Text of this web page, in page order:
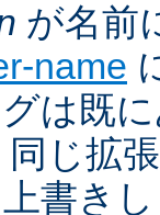
が名前
name
は既
同じ拡
書き